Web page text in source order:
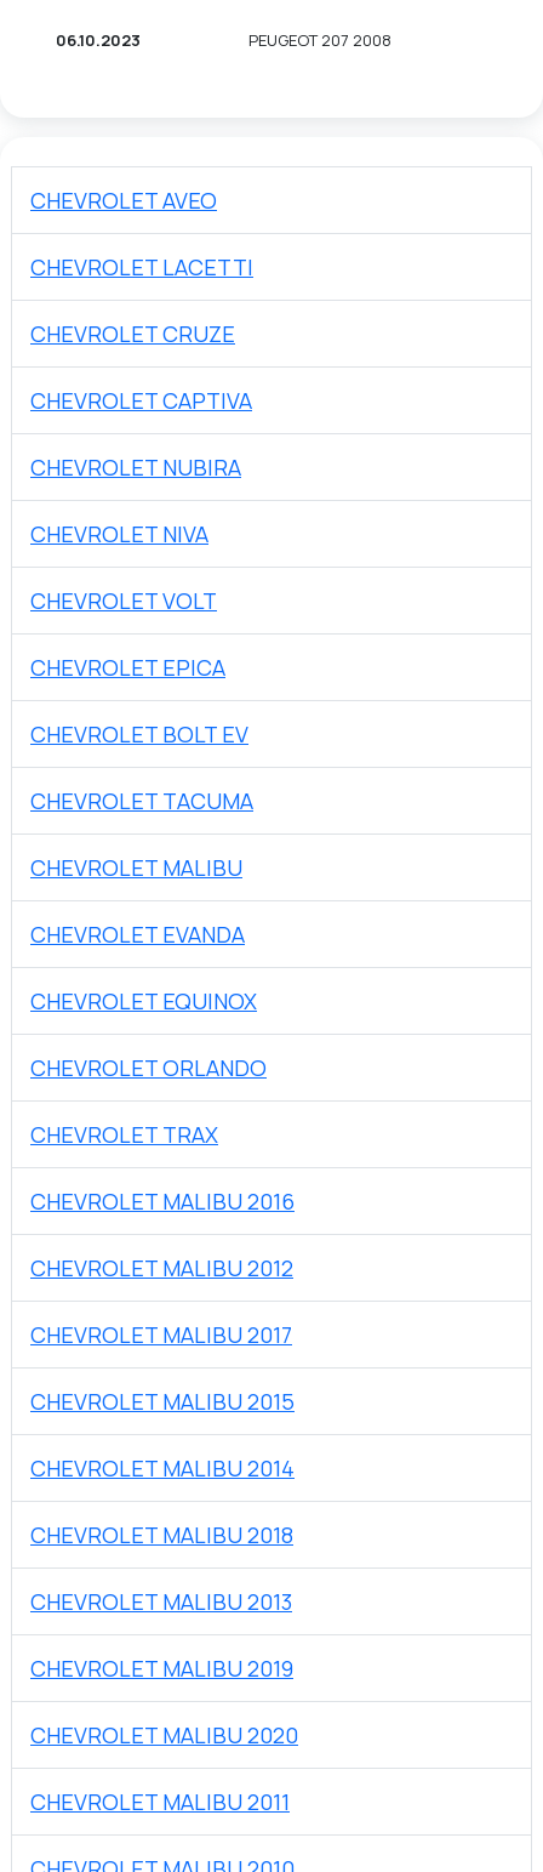
06.10.2023 PEUGEOT 207 2008
CHEVROLET AVEO
CHEVROLET LACETTI
CHEVROLET CRUZE
CHEVROLET CAPTIVA
CHEVROLET NUBIRA
CHEVROLET NIVA
CHEVROLET VOLT
CHEVROLET EPICA
CHEVROLET BOLT EV
CHEVROLET TACUMA
CHEVROLET MALIBU
CHEVROLET EVANDA
CHEVROLET EQUINOX
CHEVROLET ORLANDO
CHEVROLET TRAX
CHEVROLET MALIBU 2016
CHEVROLET MALIBU 2012
CHEVROLET MALIBU 2017
CHEVROLET MALIBU 2015
CHEVROLET MALIBU 2014
CHEVROLET MALIBU 2018
CHEVROLET MALIBU 2013
CHEVROLET MALIBU 2019
CHEVROLET MALIBU 2020
CHEVROLET MALIBU 2011